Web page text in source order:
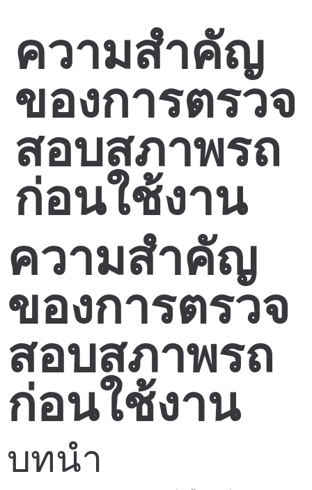
ความสำคัญ
ของการตรวจ
สอบสภาพรถ
ก่อนใช้งาน
ความสำคัญ
ของการตรวจ
สอบสภาพรถ
ก่อนใช้งาน
บทนำ